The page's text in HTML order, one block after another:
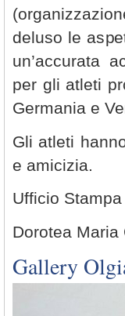
deluso le
un’accurata
per gli atleti
Germania e
Gli atleti
e amicizia.
Ufficio
Dorotea Maria
Gallery